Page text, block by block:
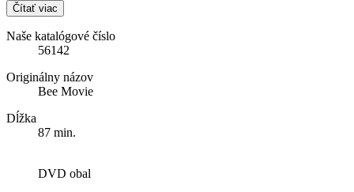
Čítať viac
Naše katalógové číslo
56142
Originálny názov
Bee Movie
Dĺžka
87 min.
DVD obal